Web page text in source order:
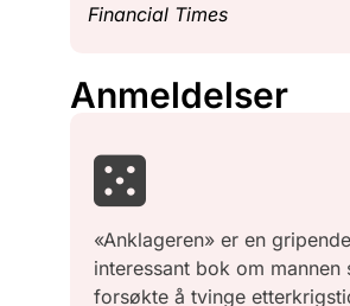
Financial Times
Anmeldelser
«Anklageren» er en
interessant bok om mannen
forsøkte å tvinge